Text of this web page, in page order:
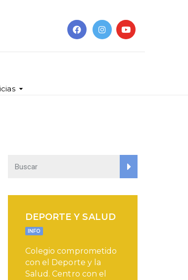
DEPORTE Y SALUD
INFO
Colegio comprometido
con el Deporte y la
Salud. Centro con el